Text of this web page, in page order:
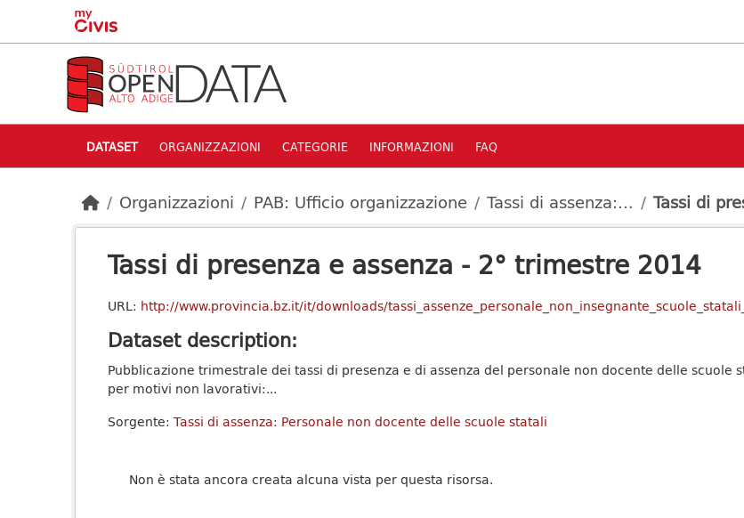
Skip to main content
DATASET ORGANIZZAZIONI CATEGORIE INFORMAZIONI FAQ
Organizzazioni PAB: Ufficio organizzazione Tassi di assenza:... Tassi di
Tassi di presenza e assenza - 2° trimestre 2014
URL: http://www.provincia.bz.it/it/downloads/
Dataset description:
Pubblicazione trimestrale dei tassi di presenza e di assenza del personale non docente delle scuole
per motivi non lavorativi:...
Sorgente: Tassi di assenza: Personale non docente delle scuole statali
Non è stata ancora creata alcuna vista per questa risorsa.